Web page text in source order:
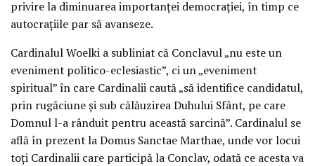
privire la diminuarea importanței democrației, în timp ce
autocrațiile par să avanseze.
Cardinalul Woelki a subliniat că Conclavul „nu este un
eveniment politico-eclesiastic”, ci un „eveniment
spiritual” în care Cardinalii caută „să identifice candidatul,
prin rugăciune și sub călăuzirea Duhului Sfânt, pe care
Domnul l-a rânduit pentru această sarcină”. Cardinalul se
află în prezent la Domus Sanctae Marthae, unde vor locui
toți Cardinalii care participă la Conclav, odată ce acesta va